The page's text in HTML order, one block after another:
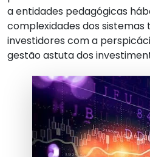
a entidades pedagógicas
complexidades dos sistemas
investidores com a
gestão astuta dos